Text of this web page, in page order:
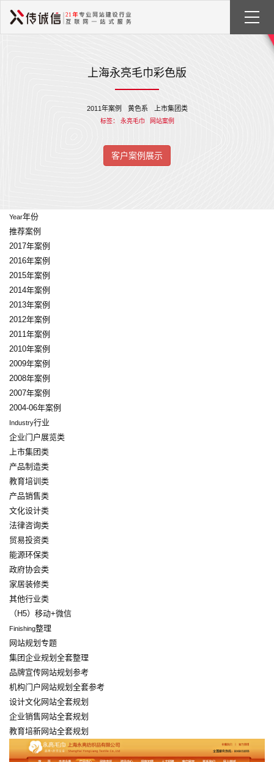
上海永亮毛巾彩色版
2011年案例 黄色系 上市集团类
标签： 永亮毛巾 网站案例
客户案例展示
Year年份
推荐案例
2017年案例
2016年案例
2015年案例
2014年案例
2013年案例
2012年案例
2011年案例
2010年案例
2009年案例
2008年案例
2007年案例
2004-06年案例
Industry行业
企业门户展览类
上市集团类
产品制造类
教育培训类
产品销售类
文化设计类
法律咨询类
贸易投资类
能源环保类
政府协会类
家居装修类
其他行业类
（H5）移动+微信
Finishing整理
网站规划专题
集团企业规划全套整理
品牌宣传网站规划参考
机构门户网站规划全套参考
设计文化网站全套规划
企业销售网站全套规划
教育培新网站全套规划